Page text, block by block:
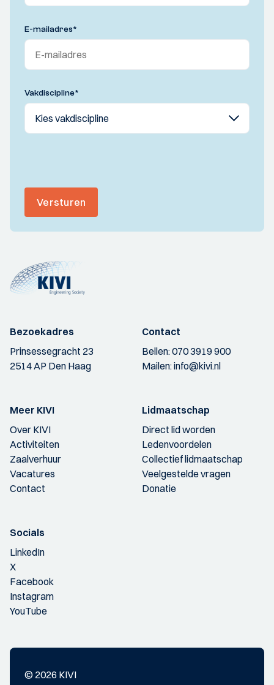
E-mailadres*
Vakdiscipline*
Versturen
Bezoekadres
Prinsessegracht 23
2514 AP Den Haag
Contact
Bellen:070 3919 900
Mailen:info@kivi.nl
Meer KIVI
Over KIVI
Activiteiten
Zaalverhuur
Vacatures
Contact
Lidmaatschap
Direct lid worden
Ledenvoordelen
Collectief lidmaatschap
Veelgestelde vragen
Donatie
Socials
LinkedIn
X
Facebook
Instagram
YouTube
© 2026 KIVI